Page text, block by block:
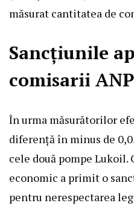
măsurat cantitatea de
Sancțiunile
comisarii
În urma măsurătorilor
diferență în minus de
cele două pompe Lukoil.
economic a primit o
pentru nerespectarea